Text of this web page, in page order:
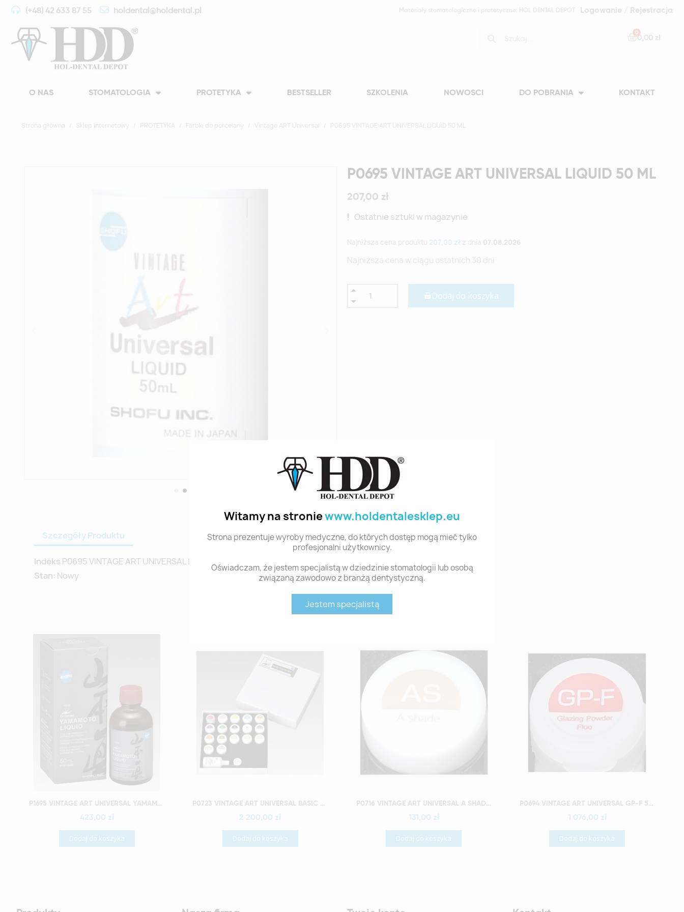
Witamy na stroniewww.holdentalesklep.eu
Strona prezentuje wyroby medyczne, do których dostęp mogą mieć tylko
profesjonalni użytkownicy.
Oświadczam, że jestem specjalistą w dziedzinie stomatologii lub osobą
związaną zawodowo z branżą dentystyczną.
Jestem specjalistą
(+48) 42 633 87 55 holdental@holdental.pl Materiały stomatologiczne i protetyczne: HOL DENTAL DEPOT Logowanie / Rejestracja
0,00 zł
O NAS STOMATOLOGIA PROTETYKA BESTSELLER SZKOLENIA NOWOSCI DO POBRANIA KONTAKT
Strona główna Sklep Internetowy PROTETYKA Farbki do porcelany Vintage ART Universal P0695 VINTAGE ART UNIVERSAL LIQUID 50 ML
P0695 VINTAGE ART UNIVERSAL LIQUID 50 ML
207,00 zł
Ostatnie sztuki w magazynie
Najniższa cena produktu 207,00 zł z dnia 07.08.2026
Najniższa cena w ciągu ostatnich 30 dni
Dodaj do koszyka
Szczegóły Produktu
Indeks P0695 VINTAGE ART UNIVERSAL LIQUID 50 ML
Stan: Nowy
Polecane produkty z tej kategorii
Szybki podgląd P1695 VINTAGE ART UNIVERSAL YAMAMOTO LIQUID 50 ML
423,00 zł
Dodaj do koszyka
Szybki podgląd P0723 VINTAGE ART UNIVERSAL BASIC COLOR SET
2 200,00 zł
Dodaj do koszyka
Szybki podgląd P0716 VINTAGE ART UNIVERSAL A SHADE 2G
131,00 zł
Dodaj do koszyka
Szybki podgląd P0694 VINTAGE ART UNIVERSAL GP-F 50G
1 076,00 zł
Dodaj do koszyka